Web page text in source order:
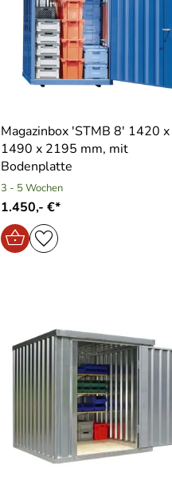
Magazinbox ′STMB 8′ 1420 x
1490 x 2195 mm, mit
Bodenplatte
3 - 5 Wochen
1.450,- €*